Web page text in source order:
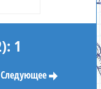
1
Следующее